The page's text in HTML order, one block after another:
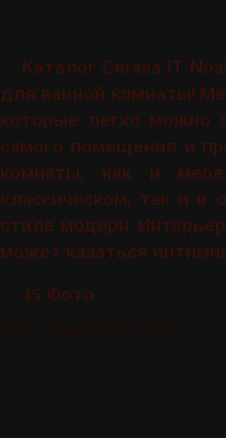
Каталог Cerasa IT
для ванной комнаты!
которые легко можно
самого помещения и
комнаты, как и
классическом, так и в
стиле модерн.
может казаться
45 Фото